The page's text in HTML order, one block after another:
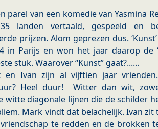
parel van een komedie van Yasmina
landen vertaald, gespeeld en
prijzen. Alom geprezen dus.
in Parijs en won het jaar daarop de
stuk. Waarover “Kunst” gaat?......
en Ivan zijn al vijftien jaar
Heel duur! Witter dan wit,
witte diagonale lijnen die de schilder
Mark vindt dat belachelijk. Ivan zit
te redden en de brokken